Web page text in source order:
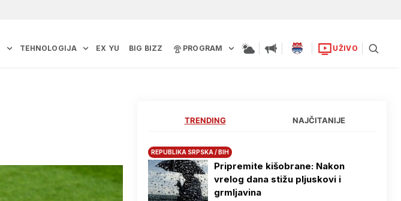
TEHNOLOGIJA EX YU BIG BIZZ PROGRAM UŽIVO
TRENDING NAJČITANIJE
REPUBLIKA SRPSKA / BIH
Pripremite kišobrane: Nakon
vrelog dana stižu pljuskovi i
grmljavina